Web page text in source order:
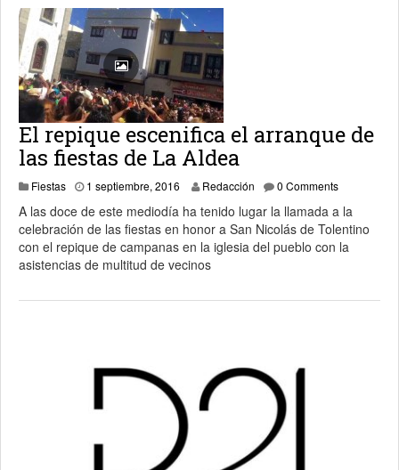
El repique escenifica el arranque de
las fiestas de La Aldea
Fiestas 1 septiembre, 2016 1 septiembre, 2016
Redacción 0 Comments
A las doce de este mediodía ha tenido lugar la llamada a la
celebración de las fiestas en honor a San Nicolás de Tolentino
con el repique de campanas en la iglesia del pueblo con la
asistencias de multitud de vecinos